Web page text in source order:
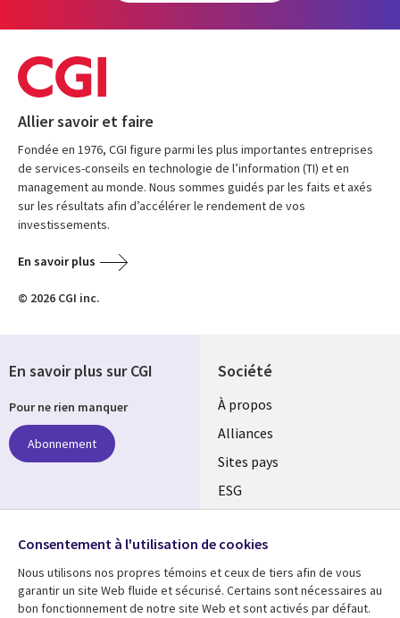
Allier savoir et faire
Fondée en 1976, CGI figure parmi les plus importantes entreprises
de services-conseils en technologie de l’information (TI) et en
management au monde. Nous sommes guidés par les faits et axés
sur les résultats afin d’accélérer le rendement de vos
investissements.
En savoir plus
© 2026 CGI inc.
Société
À propos
Alliances
Sites pays
ESG
Fusions
Salle de presse
En savoir plus sur CGI
Pour ne rien manquer
Abonnement
Suivez-nous
Social
Media
Consentement à l'utilisation de cookies
Nous utilisons nos propres témoins et ceux de tiers afin de vous
garantir un site Web fluide et sécurisé. Certains sont nécessaires au
bon fonctionnement de notre site Web et sont activés par défaut.